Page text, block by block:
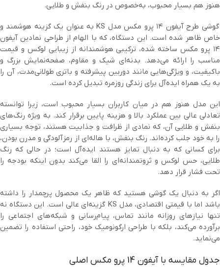
هنوز هم بسیار محبوب، به‌خصوص در رنگ بنفش و طلایی.
گوشی طرح آیفون ۱۴ پرو مکس مدل KS به عنوان یک گزینه هوشمند و
خاص ظاهر شده است. این دستگاه، که با الهام از طراحی نمادین آیفون
۱۴ پرو مکس ساخته شده، ترکیبی هوشمندانه از زیبایی لوکس و قیمت
مناسب را ارائه می‌دهد. بدنه‌ای شیک و مقاوم، صفحه‌نمایش بزرگ و
باکیفیت، و ویژگی‌هایی مانند دوربین پیشرفته و باتری طولانی‌مدت، آن را
به یک همراه ایده‌آل برای زندگی روزمره تبدیل کرده است.
این مدل هنوز هم در میان کاربران بسیار محبوب است، زیرا توانسته
تعادلی عالی بین عملکرد بالا و هزینه پایین برقرار کند. به ویژه رنگ‌های
بنفش و طلایی آن، که نمادی از ظرافت و جذابیت هستند، توجه بسیاری
را به خود جلب کرده‌اند. رنگ بنفش، با هاله‌ای از رمزآلودگی و مدرن بودن،
برای کسانی که به دنبال تمایز هستند ایده‌آل است؛ در حالی که رنگ
طلایی، حس لوکس و ثروتمندانه‌ای را القا می‌کند بدون اینکه بودجه را
تحت فشار قرار دهد.
اگر به دنبال یک گوشی هستید که ظاهر یک محصول پرچمدار را داشته
باشد اما با قیمتی اقتصادی، مدل KS گزینه‌ای عالی است. این دستگاه نه
تنها نیازهای روزانه مانند تماس، پیام‌رسانی و شبکه‌های اجتماعی را
برآورده می‌کند، بلکه با طراحی ارگونومیک خود، راحتی استفاده را تضمین
می‌نماید.
جدول مقایسه با آیفون 14 پرو مکس اصلی